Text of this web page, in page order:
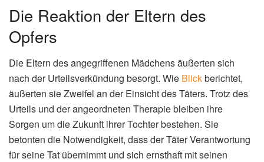
Die Reaktion der Eltern des
Opfers
Die Eltern des angegriffenen Mädchens äußerten sich
nach der Urteilsverkündung besorgt. Wie Blickberichtet,
äußerten sie Zweifel an der Einsicht des Täters. Trotz des
Urteils und der angeordneten Therapie bleiben ihre
Sorgen um die Zukunft ihrer Tochter bestehen. Sie
betonten die Notwendigkeit, dass der Täter Verantwortung
für seine Tat übernimmt und sich ernsthaft mit seinen